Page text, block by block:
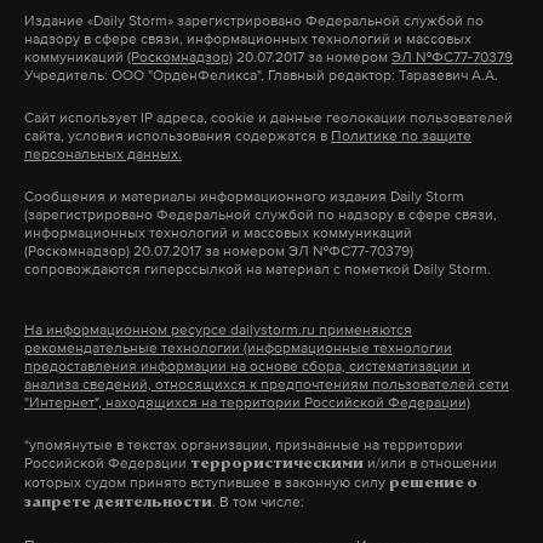
Дзен VK
# турция погибшие #
Издание «Daily Storm» зарегистрировано Федеральной службой по
надзору в сфере связи, информационных технологий и массовых
коммуникаций (Роскомнадзор) 20.07.2017 за номером ЭЛ №ФС77-70379
Учредитель: ООО "ОрденФеликса", Главный редактор: Таразевич А.А.
Сайт использует IP адреса, cookie и данные геолокации пользователей
сайта, условия использования содержатся в Политике по защите
персональных данных.
Сообщения и материалы информационного издания Daily Storm
(зарегистрировано Федеральной службой по надзору в сфере связи,
информационных технологий и массовых коммуникаций
(Роскомнадзор) 20.07.2017 за номером ЭЛ №ФС77-70379)
сопровождаются гиперссылкой на материал с пометкой Daily Storm.
На информационном ресурсе dailystorm.ru применяются
рекомендательные технологии (информационные технологии
предоставления информации на основе сбора, систематизации и
анализа сведений, относящихся к предпочтениям пользователей сети
"Интернет", находящихся на территории Российской Федерации)
*упомянутые в текстах организации, признанные на территории
Российской Федерации террористическими и/или в отношении
которых судом принято вступившее в законную силу решение о
запрете деятельности. В том числе: